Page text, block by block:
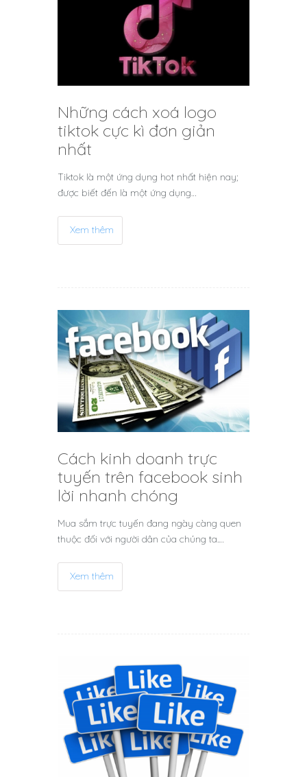
Những cách xoá logo
tiktok cực kì đơn giản
nhất
Tiktok là một ứng dụng hot nhất hiện nay;
được biết đến là một ứng dụng…
Xem thêm
Cách kinh doanh trực
tuyến trên facebook sinh
lời nhanh chóng
Mua sắm trực tuyến đang ngày càng quen
thuộc đối với người dân của chúng ta.…
Xem thêm